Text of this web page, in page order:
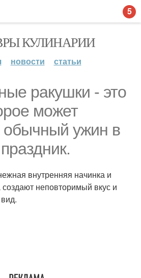
КУЛИНАРИИ
новости статьи
ракушки - это
может
обычный ужин в
внутренняя начинка и
создают неповторимый вкус и
5